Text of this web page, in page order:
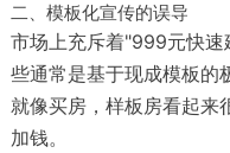
二、模板化宣传的误导
市场上充斥着"999元快
些通常是基于现成模板的
就像买房，样板房看起来
加钱。